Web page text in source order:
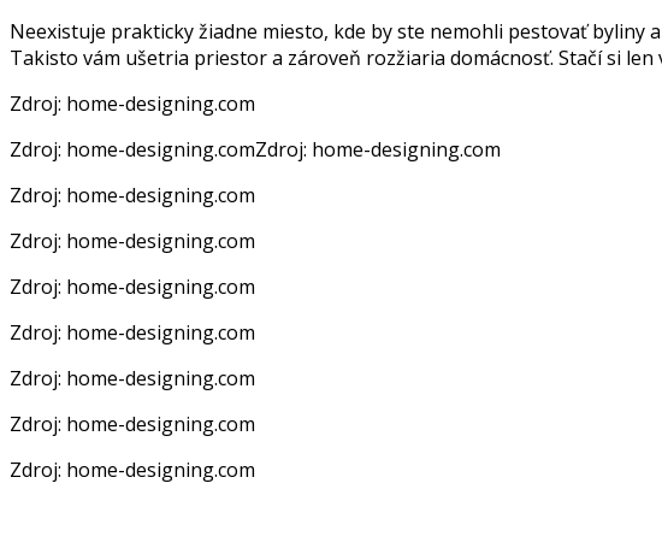
Neexistuje prakticky žiadne miesto, kde by ste nemohli pestovať
Takisto vám ušetria priestor a zároveň rozžiaria domácnosť. Stačí si len
Zdroj: home-designing.com
Zdroj: home-designing.comZdroj: home-designing.com
Zdroj: home-designing.com
Zdroj: home-designing.com
Zdroj: home-designing.com
Zdroj: home-designing.com
Zdroj: home-designing.com
Zdroj: home-designing.com
Zdroj: home-designing.com